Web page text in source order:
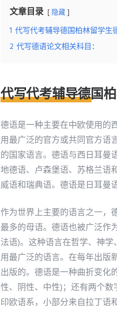
文章目录 隐藏
1 代写代考辅导德国柏林留学生
2 代写德语论文相关科目：
代写代考辅导德国
德语是一种主要在中欧使用的
用最广泛的官方或共同官方语
的国家语言。德语与西日耳曼
地德语、卢森堡语、苏格兰语
威语和瑞典语。德语是日耳曼
作为世界上主要的语言之一，
最多的母语。德语也被广泛作
法语)。这种语言在哲学、神
用最广泛的语言。在每年出版
出版的。德语是一种曲折变化
性、阴性、中性)；还有两个
印欧语系，小部分来自拉丁语